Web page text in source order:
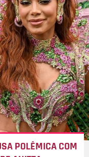
POLÊMICA COM